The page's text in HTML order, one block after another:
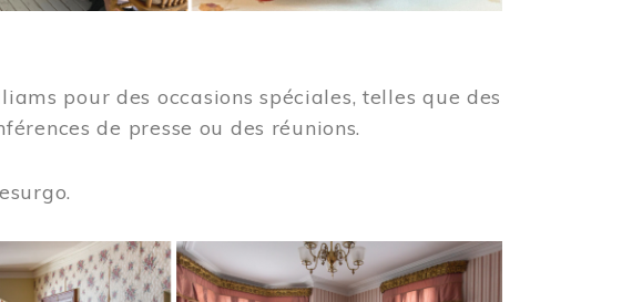
pour des occasions spéciales, telles que des
de presse ou des réunions.